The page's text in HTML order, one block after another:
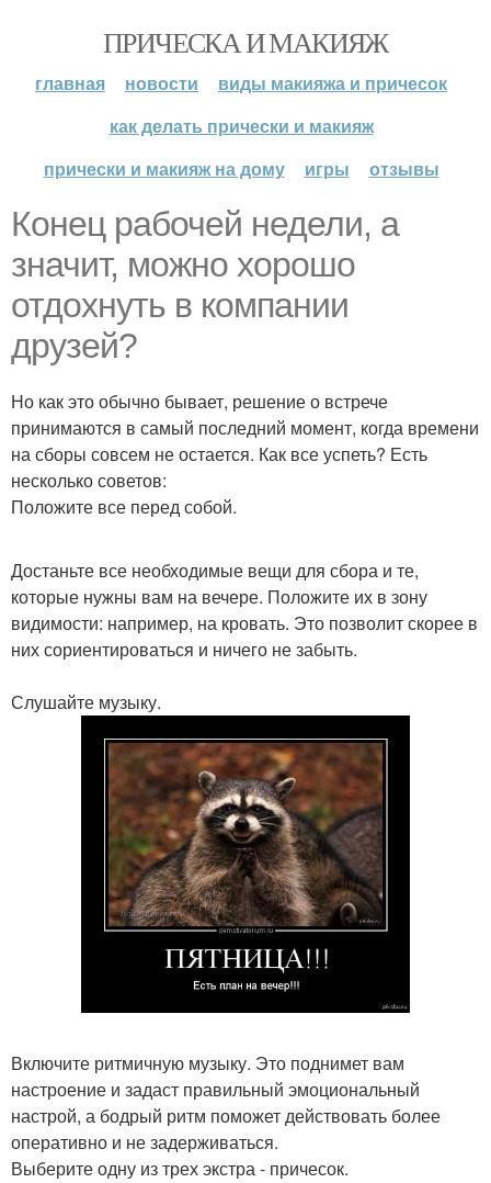
ПРИЧЕСКА И МАКИЯЖ
главная новости
виды макияжа и причесок
как делать прически и макияж
прически и макияж на дому
игры отзывы
Конец рабочей недели, а
значит, можно хорошо
отдохнуть в компании
друзей?
Но как это обычно бывает, решение о встрече
принимаются в самый последний момент, когда времени
на сборы совсем не остается. Как все успеть? Есть
несколько советов:
Положите все перед собой.
Достаньте все необходимые вещи для сбора и те,
которые нужны вам на вечере. Положите их в зону
видимости: например, на кровать. Это позволит скорее в
них сориентироваться и ничего не забыть.
Слушайте музыку.
Включите ритмичную музыку. Это поднимет вам
настроение и задаст правильный эмоциональный
настрой, а бодрый ритм поможет действовать более
оперативно и не задерживаться.
Выберите одну из трех экстра - причесок.